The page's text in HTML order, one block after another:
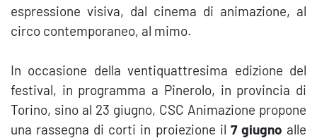
espressione visiva, dal cinema di animazione, al
circo contemporaneo, al mimo.
In occasione della ventiquattresima edizione del
festival, in programma a Pinerolo, in provincia di
Torino, sino al 23 giugno, CSC Animazione propone
una rassegna di corti in proiezione il 7 giugno alle